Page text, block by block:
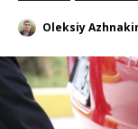
Oleksiy